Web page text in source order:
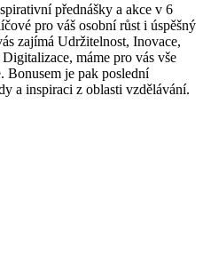
přednášky a akce v 6
pro váš osobní růst i úspěšný
zajímá Udržitelnost, Inovace,
máme pro vás vše
Bonusem je pak poslední
a inspiraci z oblasti vzdělávání.